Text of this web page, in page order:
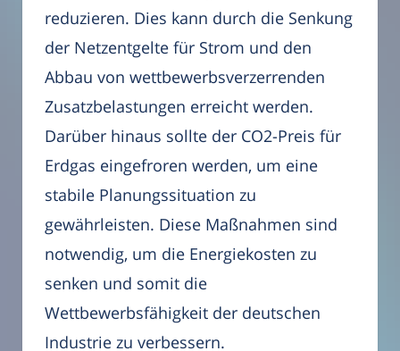
reduzieren. Dies kann durch die Senkung
der Netzentgelte für Strom und den
Abbau von wettbewerbsverzerrenden
Zusatzbelastungen erreicht werden.
Darüber hinaus sollte der CO2-Preis für
Erdgas eingefroren werden, um eine
stabile Planungssituation zu
gewährleisten. Diese Maßnahmen sind
notwendig, um die Energiekosten zu
senken und somit die
Wettbewerbsfähigkeit der deutschen
Industrie zu verbessern.